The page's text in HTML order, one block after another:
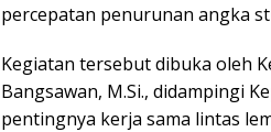
percepatan penurunan angka
Kegiatan tersebut dibuka oleh
Bangsawan, M.Si., didampingi
pentingnya kerja sama lintas